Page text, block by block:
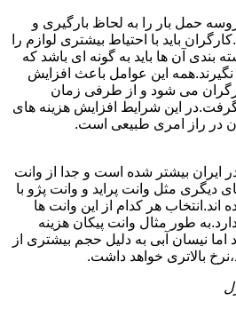
حمل بار را به لحاظ بارگیری و
باید با احتیاط بیشتری لوازم را
بندی آن ها باید به گونه ای باشد که
این عوامل باعث افزایش
می شود و از طرفی زمان
گرفت.در این شرایط افزایش هزینه های
در راز امری طبیعی است.
ایران بیشتر شده است و جدا از وانت
دیگری مثل وانت پراید و وانت پژو با
اند.انتخاب هر کدام از این وانت ها
طور مثال وانت پیکان هزینه
اما نیسان آبی به دلیل حجم بیشتری از
بالاتری خواهد داشت.